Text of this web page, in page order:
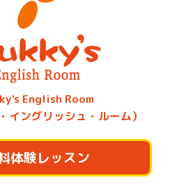
English Room
イングリッシュ・ルーム）
体験レッスン